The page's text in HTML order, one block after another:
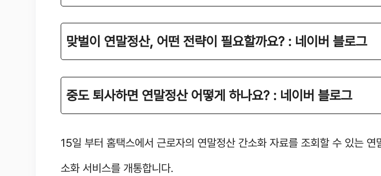
맞벌이 연말정산, 어떤 전략이 필요할까요? : 네이버 블로그
중도 퇴사하면 연말정산 어떻게 하나요? : 네이버 블로그
15일 부터 홈택스에서 근로자의 연말정산 간소화 자료를 조회할 수 있는 연
소화 서비스를 개통합니다.